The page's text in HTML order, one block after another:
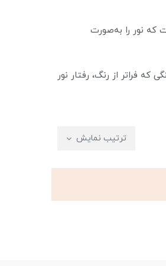
که نور را به‌صورت
فراتر از رنگ، رفتار نور
ترتیب نمایش